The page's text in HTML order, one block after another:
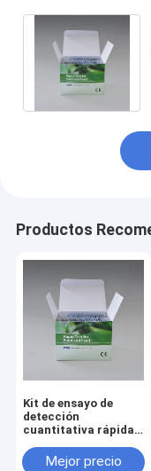
Productos
Kit de ensayo de
detección
cuantitativa rápida
carbendazim para el
Mejor precio